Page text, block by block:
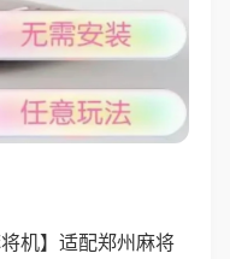
机】适配郑州麻将